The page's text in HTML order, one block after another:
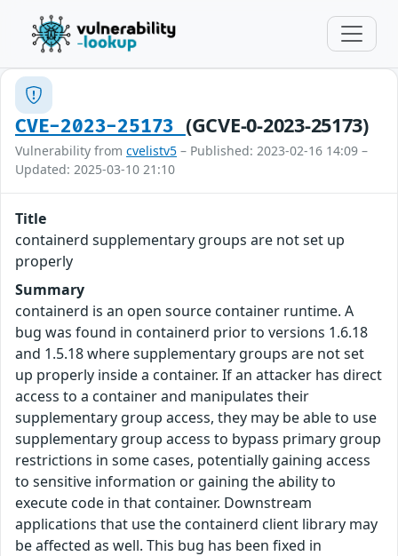
CVE-2023-25173 (GCVE-0-2023-25173)
Vulnerability from cvelistv5 – Published: 2023-02-16 14:09 –
Updated: 2025-03-10 21:10
Title
containerd supplementary groups are not set up
properly
Summary
containerd is an open source container runtime. A
bug was found in containerd prior to versions 1.6.18
and 1.5.18 where supplementary groups are not set
up properly inside a container. If an attacker has direct
access to a container and manipulates their
supplementary group access, they may be able to use
supplementary group access to bypass primary group
restrictions in some cases, potentially gaining access
to sensitive information or gaining the ability to
execute code in that container. Downstream
applications that use the containerd client library may
be affected as well. This bug has been fixed in